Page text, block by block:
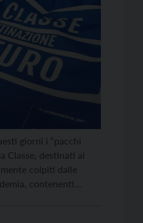
giorni i “pacchi
Classe, destinati ai
colpiti dalle
contenenti